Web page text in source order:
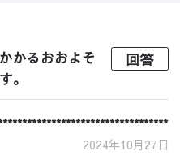
かるおおよそ
。
回答
2024年10月27日